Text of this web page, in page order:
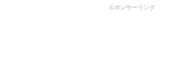
スポンサーリンク